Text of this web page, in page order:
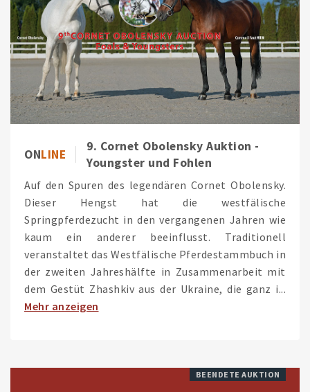
ONLINE
9. Cornet Obolensky Auktion -
Youngster und Fohlen
Auf den Spuren des legendären Cornet Obolensky.
Dieser Hengst hat die westfälische
Springpferdezucht in den vergangenen Jahren wie
kaum ein anderer beeinflusst. Traditionell
veranstaltet das Westfälische Pferdestammbuch in
der zweiten Jahreshälfte in Zusammenarbeit mit
dem Gestüt Zhashkiv aus der Ukraine, die ganz i...
Mehr anzeigen
BEENDETE AUKTION